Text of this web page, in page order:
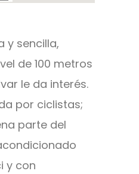
y sencilla,
de 100 metros
le da interés.
por ciclistas;
parte del
y con